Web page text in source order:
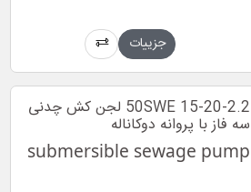
جزییات
50SWE 15-20-2.2 لجن کش چدنی
سه فاز با پروانه دوکاناله
submersible sewage pump